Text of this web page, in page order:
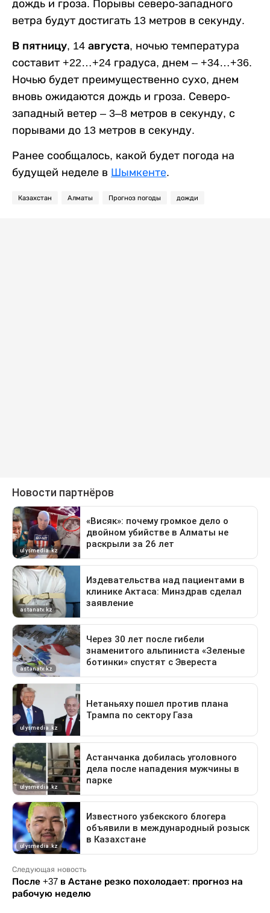
дождь и гроза. Порывы северо-западного
ветра будут достигать 13 метров в секунду.
В пятницу, 14 августа, ночью температура
составит +22…+24 градуса, днем – +34…+36.
Ночью будет преимущественно сухо, днем
вновь ожидаются дождь и гроза. Северо-
западный ветер – 3–8 метров в секунду, с
порывами до 13 метров в секунду.
Ранее сообщалось, какой будет погода на
будущей неделе в Шымкенте.
Казахстан Алматы Прогноз погоды дожди
Следующая новость
После +37 в Астане резко похолодает: прогноз на
рабочую неделю